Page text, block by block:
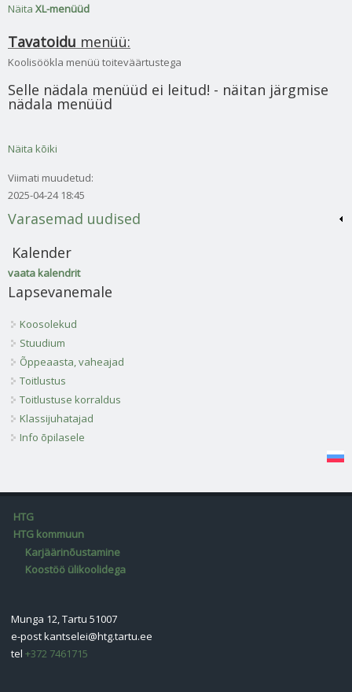
Näita XL-menüüd
Tavatoidu menüü:
Koolisöökla menüü toiteväärtustega
Selle nädala menüüd ei leitud! - näitan järgmise
nädala menüüd
Näita kõiki
Viimati muudetud:
2025-04-24 18:45
Varasemad uudised
Kalender
vaata kalendrit
Lapsevanemale
Koosolekud
Stuudium
Õppeaasta, vaheajad
Toitlustus
Toitlustuse korraldus
Klassijuhatajad
Info õpilasele
HTG
HTG kommuun
Karjäärinõustamine
Koostöö ülikoolidega
Munga 12, Tartu 51007
e-postkantselei@htg.tartu.ee
tel+372 7461715